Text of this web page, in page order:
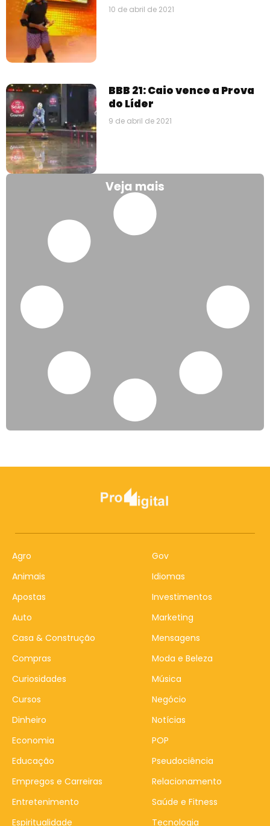
10 de abril de 2021
BBB 21: Caio vence a Prova
do Líder
9 de abril de 2021
Veja mais
Agro
Animais
Apostas
Auto
Casa & Construção
Compras
Curiosidades
Cursos
Dinheiro
Economia
Educação
Empregos e Carreiras
Entretenimento
Espiritualidade
Gov
Idiomas
Investimentos
Marketing
Mensagens
Moda e Beleza
Música
Negócio
Notícias
POP
Pseudociência
Relacionamento
Saúde e Fitness
Tecnologia